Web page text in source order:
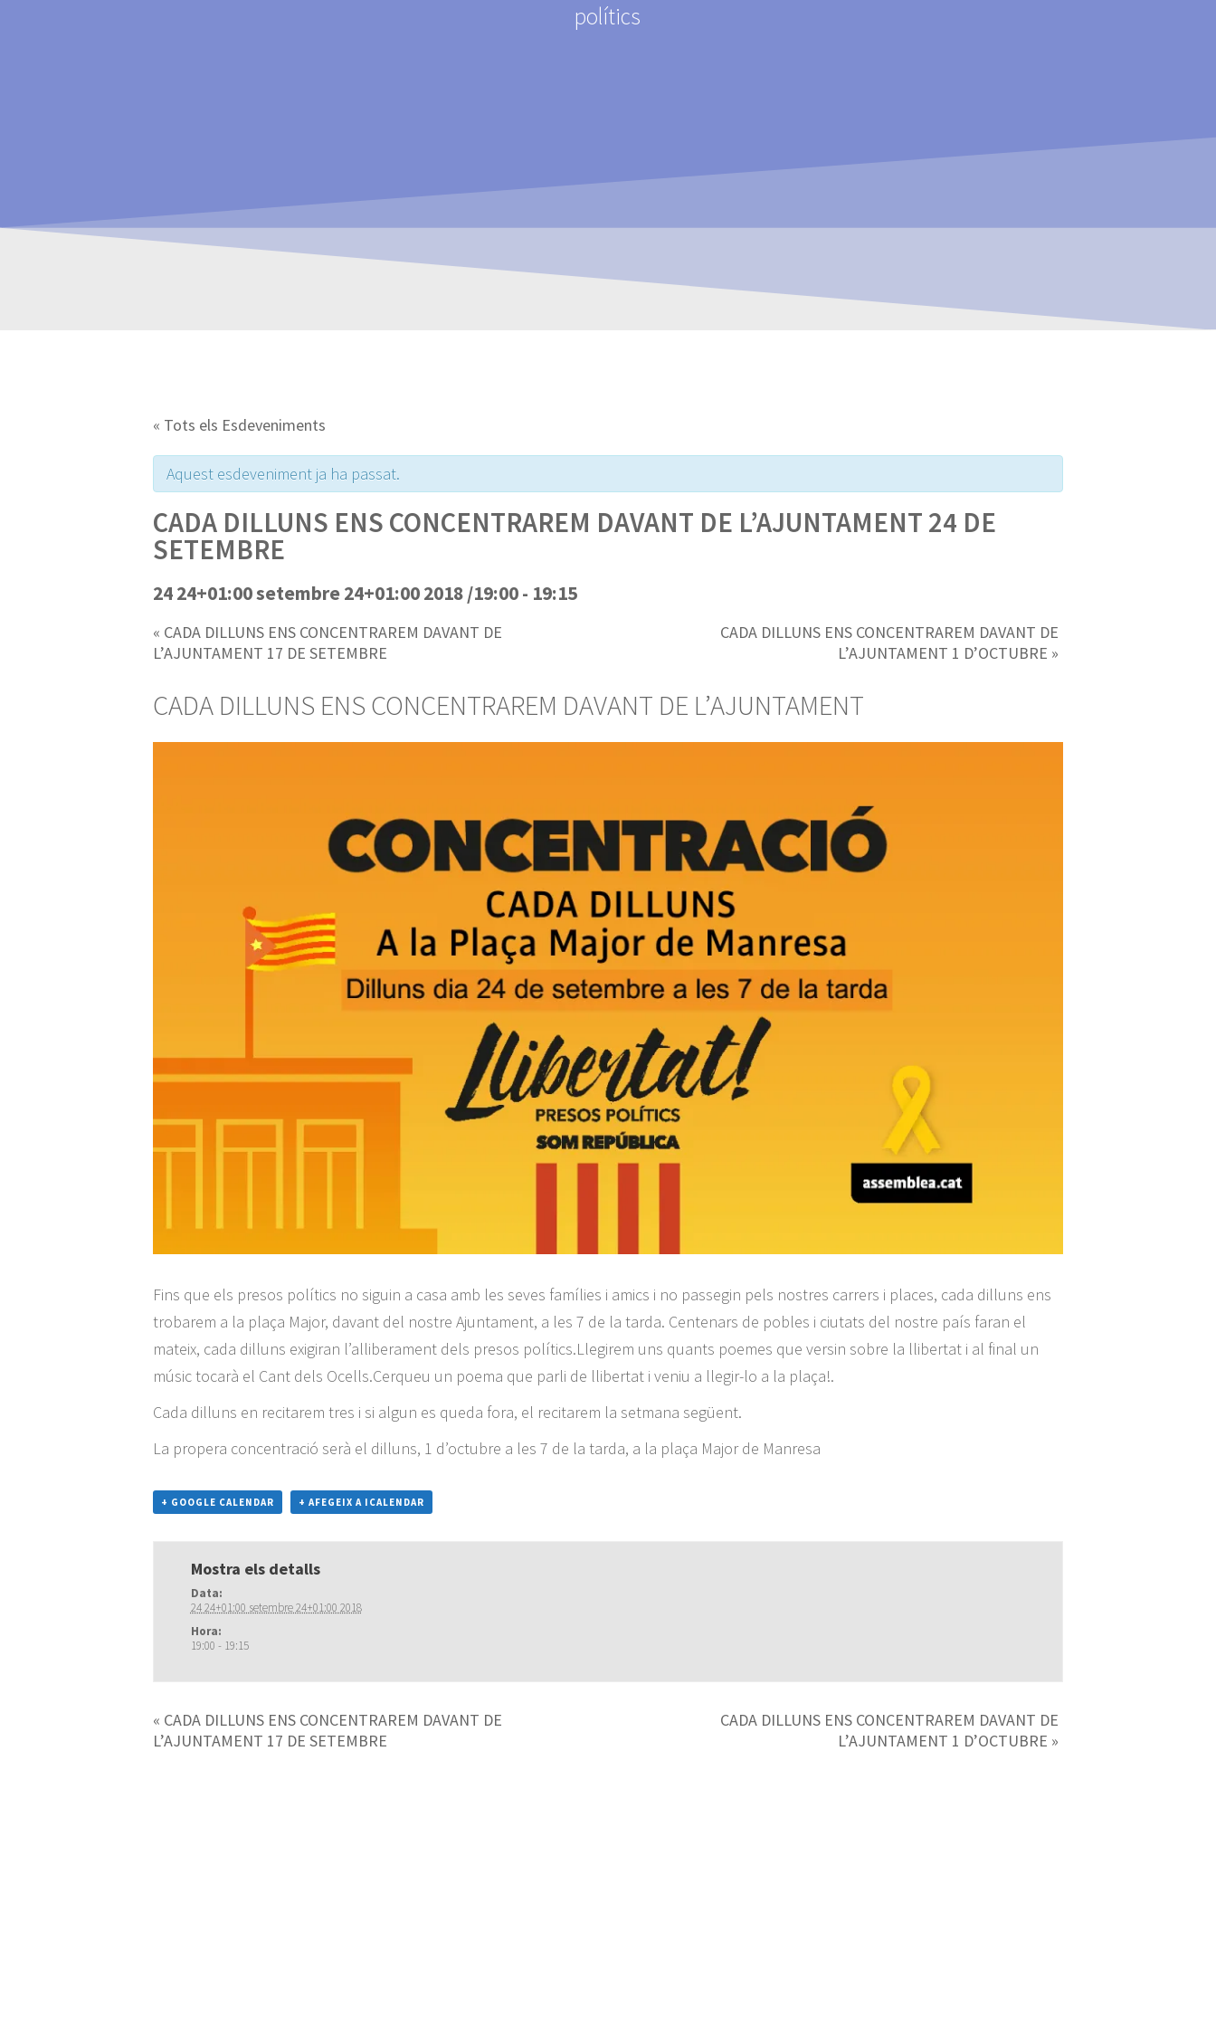
polítics
« Tots els Esdeveniments
Aquest esdeveniment ja ha passat.
CADA DILLUNS ENS CONCENTRAREM DAVANT DE L’AJUNTAMENT 24 DE
SETEMBRE
24 24+01:00 setembre 24+01:00 2018 /19:00- 19:15
« CADA DILLUNS ENS CONCENTRAREM DAVANT DE
L’AJUNTAMENT 17 DE SETEMBRE
CADA DILLUNS ENS CONCENTRAREM DAVANT DE
L’AJUNTAMENT 1 D’OCTUBRE »
CADA DILLUNS ENS CONCENTRAREM DAVANT DE L’AJUNTAMENT
Fins que els presos polítics no siguin a casa amb les seves famílies i amics i no passegin pels nostres carrers i places, cada dilluns ens
trobarem a la plaça Major, davant del nostre Ajuntament, a les 7 de la tarda. Centenars de pobles i ciutats del nostre país faran el
mateix, cada dilluns exigiran l’alliberament dels presos polítics.Llegirem uns quants poemes que versin sobre la llibertat i al final un
músic tocarà el Cant dels Ocells.Cerqueu un poema que parli de llibertat i veniu a llegir-lo a la plaça!.
Cada dilluns en recitarem tres i si algun es queda fora, el recitarem la setmana següent.
La propera concentració serà el dilluns, 1 d’octubre a les 7 de la tarda, a la plaça Major de Manresa
+ GOOGLE CALENDAR + AFEGEIX A ICALENDAR
Mostra els detalls
Data:
24 24+01:00 setembre 24+01:00 2018
Hora:
19:00 - 19:15
« CADA DILLUNS ENS CONCENTRAREM DAVANT DE
L’AJUNTAMENT 17 DE SETEMBRE
CADA DILLUNS ENS CONCENTRAREM DAVANT DE
L’AJUNTAMENT 1 D’OCTUBRE »